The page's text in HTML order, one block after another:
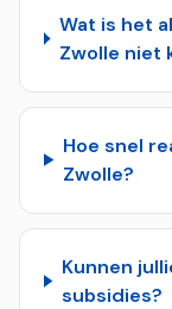
Wat is het
Zwolle niet
Hoe snel
Zwolle?
Kunnen
subsidies?